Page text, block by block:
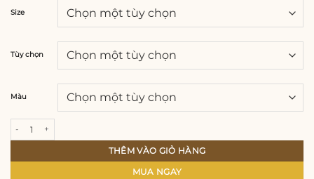
Size
Tùy chọn
Màu
THÊM VÀO GIỎ HÀNG
MUA NGAY